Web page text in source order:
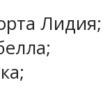
Лидия;